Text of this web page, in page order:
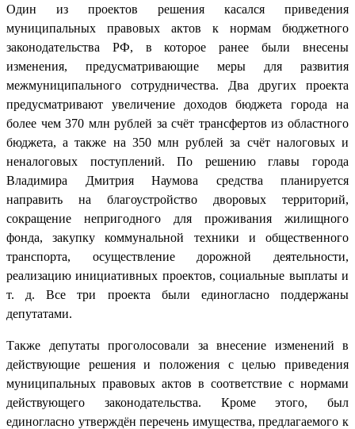
Один из проектов решения касался приведения
муниципальных правовых актов к нормам бюджетного
законодательства РФ, в которое ранее были внесены
изменения, предусматривающие меры для развития
межмуниципального сотрудничества. Два других проекта
предусматривают увеличение доходов бюджета города на
более чем 370 млн рублей за счёт трансфертов из областного
бюджета, а также на 350 млн рублей за счёт налоговых и
неналоговых поступлений. По решению главы города
Владимира Дмитрия Наумова средства планируется
направить на благоустройство дворовых территорий,
сокращение непригодного для проживания жилищного
фонда, закупку коммунальной техники и общественного
транспорта, осуществление дорожной деятельности,
реализацию инициативных проектов, социальные выплаты и
т. д. Все три проекта были единогласно поддержаны
депутатами.
Также депутаты проголосовали за внесение изменений в
действующие решения и положения с целью приведения
муниципальных правовых актов в соответствие с нормами
действующего законодательства. Кроме этого, был
единогласно утверждён перечень имущества, предлагаемого к